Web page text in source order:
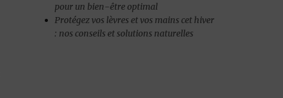
pour un bien-être optimal
Protégez vos lèvres et vos mains cet hiver
: nos conseils et solutions naturelles